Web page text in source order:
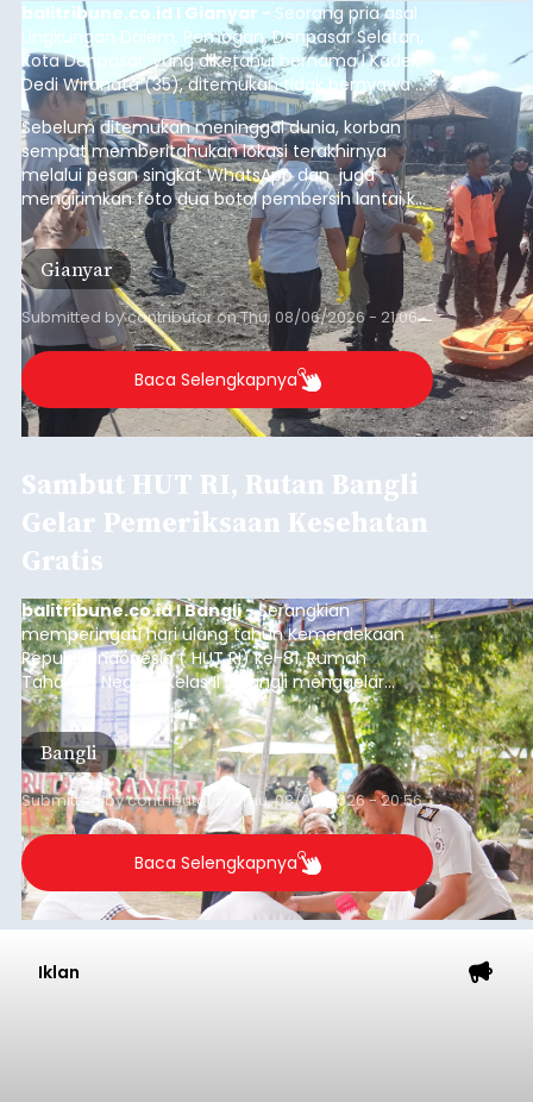
balitribune.co.id I Gianyar - Seorang pria asal
Lingkungan Dalem, Pemogan, Denpasar Selatan,
Kota Denpasar, yang diketahui bernama I Kadek
Dedi Wiranata (35), ditemukan tidak bernyawa di
pesisir Pantai Purnama, Sukawati.
Sebelum ditemukan meninggal dunia, korban
sempat memberitahukan lokasi terakhirnya
melalui pesan singkat WhatsApp dan juga
mengirimkan foto dua botol pembersih lantai ke
istrinya.
Gianyar
Submitted bycontributoronThu, 08/06/2026 - 21:06
Baca Selengkapnya
Sambut HUT RI, Rutan Bangli
Gelar Pemeriksaan Kesehatan
Gratis
balitribune.co.id I Bangli -Serangkian
memperingati hari ulang tahun Kemerdekaan
Republik Indonesia ( HUT RI) ke-81, Rumah
Tahanan Negara Kelas II B Bangli menggelar
kegiatan pemeriksaan kesehatan gratis, Rabu
(6/8/2026).
Bangli
Submitted bycontributor Thu, 08/06/2026 - 20:56
Baca Selengkapnya
Iklan